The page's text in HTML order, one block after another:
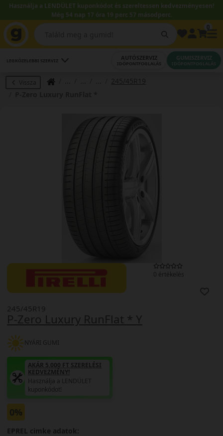
Használja a LENDÜLET kuponkódot és szereltessen kedvezményesen!
Még 54 nap 17 óra 19 perc 56 másodperc.
LEGKÖZELEBBI SZERVIZ AUTÓSZERVIZ
IDŐPONTFOGLALÁS
GUMISZERVIZ
IDŐPONTFOGLALÁS
Vissza
245/45R19
0 értékelés
P-Zero Luxury RunFlat * Y
245/45R19
NYÁRI GUMI
AKÁR 5.000 FT SZERELÉSI
KEDVEZMÉNY!
Használja a LENDÜLET
kuponkódot!
0%
EPREL cimke adatok: